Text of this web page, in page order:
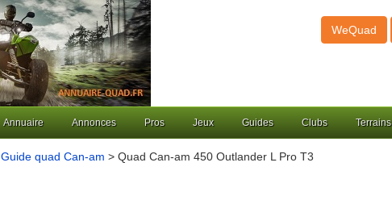
WeQuad
Annuaire Annonces Pros Jeux Guides Clubs Terrains
Guide quad Can-am > Quad Can-am 450 Outlander L Pro T3